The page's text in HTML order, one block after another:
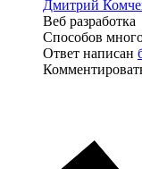
Дмитрий
Веб разработка
Способов
Ответ написан